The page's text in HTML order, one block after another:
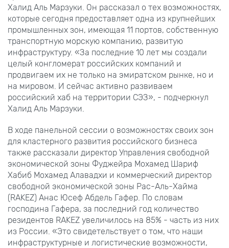
Халид Аль Марзуки. Он рассказал о тех возможностях,
которые сегодня предоставляет одна из крупнейших
промышленных зон, имеющая 11 портов, собственную
транспортную морскую компанию, развитую
инфраструктуру. «За последние 10 лет мы создали
целый конгломерат российских компаний и
продвигаем их не только на эмиратском рынке, но и
на мировом. И сейчас активно развиваем
российский хаб на территории СЭЗ», - подчеркнул
Халид Аль Марзуки.
В ходе панельной сессии о возможностях своих зон
для кластерного развития российского бизнеса
также рассказали директор Управления свободной
экономической зоны Фуджейра Мохамед Шариф
Хабиб Мохамед Алавадхи и коммерческий директор
свободной экономической зоны Рас-Аль-Хайма
(RAKEZ) Анас Юсеф Абдель Гафер. По словам
господина Гафера, за последний год количество
резидентов RAKEZ увеличилось на 85% - часть из них
из России. «Это свидетельствует о том, что наши
инфраструктурные и логистические возможности,